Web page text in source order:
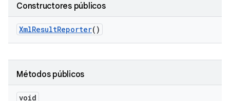
Constructores públicos
XmlResultReporter()
Métodos públicos
void